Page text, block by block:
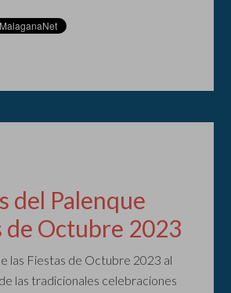
del Palenque
de Octubre 2023
las Fiestas de Octubre 2023 al
las tradicionales celebraciones